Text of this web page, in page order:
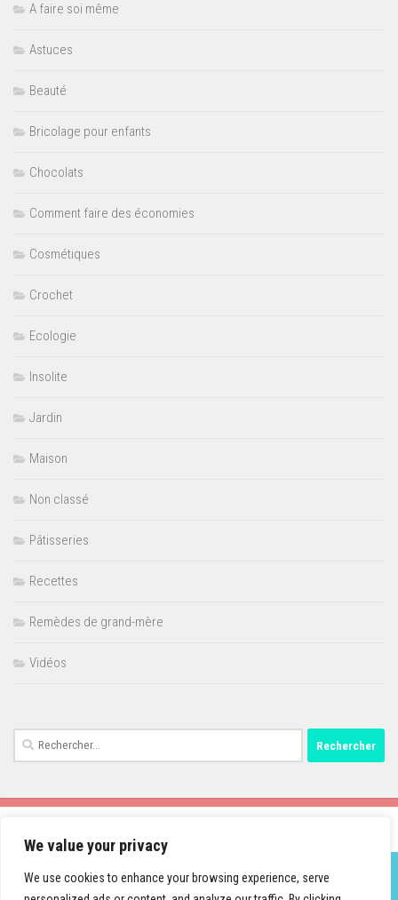
We value your privacy
We use cookies to enhance your browsing experience, serve
A faire soi même
Astuces
Beauté
Bricolage pour enfants
Chocolats
Comment faire des économies
Cosmétiques
Crochet
Ecologie
Insolite
Jardin
Maison
Non classé
Pâtisseries
Recettes
Remèdes de grand-mère
Vidéos
Rechercher :